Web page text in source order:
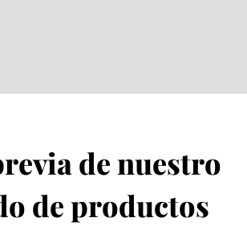
de nuestro
de productos